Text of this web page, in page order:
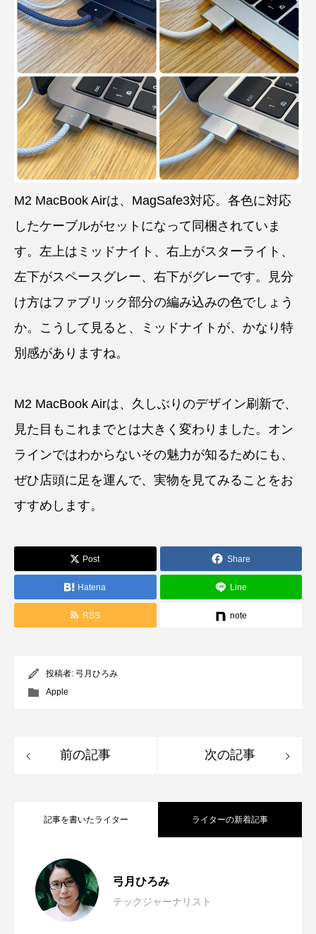
M2 MacBook Airは、MagSafe3対応。各色に対応
したケーブルがセットになって同梱されていま
す。左上はミッドナイト、右上がスターライト、
左下がスペースグレー、右下がグレーです。見分
け方はファブリック部分の編み込みの色でしょう
か。こうして見ると、ミッドナイトが、かなり特
別感がありますね。
M2 MacBook Airは、久しぶりのデザイン刷新で、
見た目もこれまでとは大きく変わりました。オン
ラインではわからないその魅力が知るためにも、
ぜひ店頭に足を運んで、実物を見てみることをお
すすめします。
Post Share
Hatena Line
RSS note
投稿者: 弓月ひろみ
Apple
前の記事 次の記事
記事を書いたライター ライターの新着記事
弓月ひろみ
テックジャーナリスト
2026.06.11
2026.06.03